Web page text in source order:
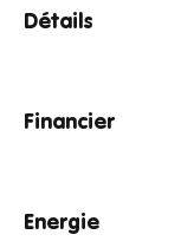
Détails
Financier
Energie